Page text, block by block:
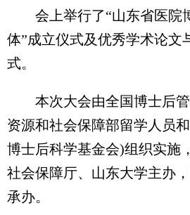
会上举行了“山东省医院
体”成立仪式及优秀学术论文
式。
本次大会由全国博士后管
资源和社会保障部留学人员
博士后科学基金会)组织实施
社会保障厅、山东大学主办
承办。